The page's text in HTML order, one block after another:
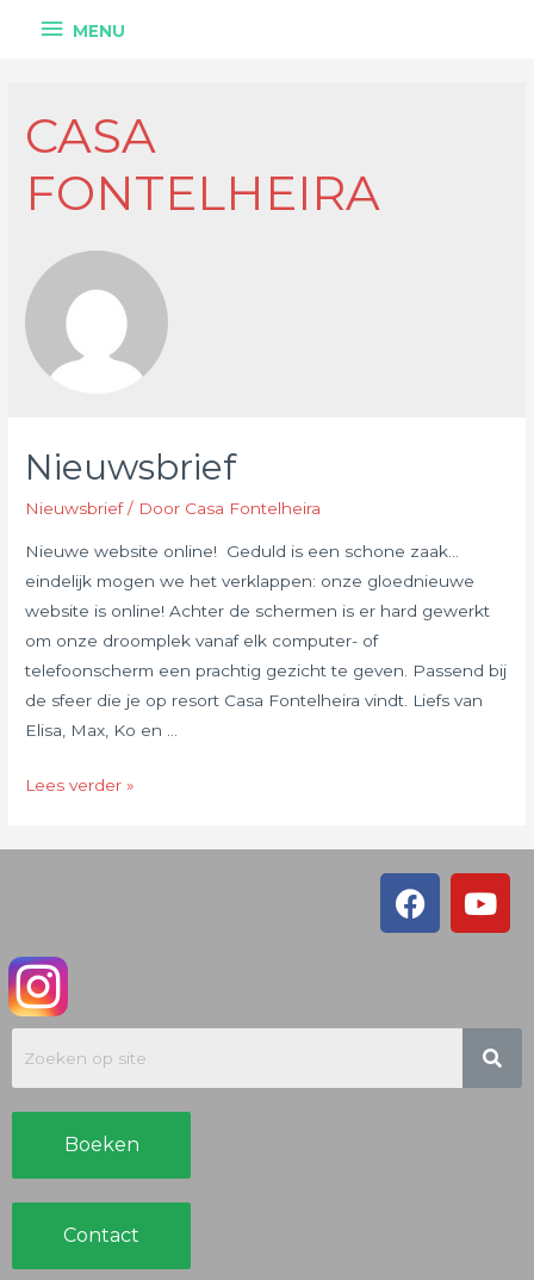
MENU
CASA
FONTELHEIRA
Nieuwsbrief
Nieuwsbrief/ Door Casa Fontelheira
Nieuwe website online! Geduld is een schone zaak…
eindelijk mogen we het verklappen: onze gloednieuwe
website is online! Achter de schermen is er hard gewerkt
om onze droomplek vanaf elk computer- of
telefoonscherm een prachtig gezicht te geven. Passend bij
de sfeer die je op resort Casa Fontelheira vindt. Liefs van
Elisa, Max, Ko en …
Lees verder »
Boeken
Contact